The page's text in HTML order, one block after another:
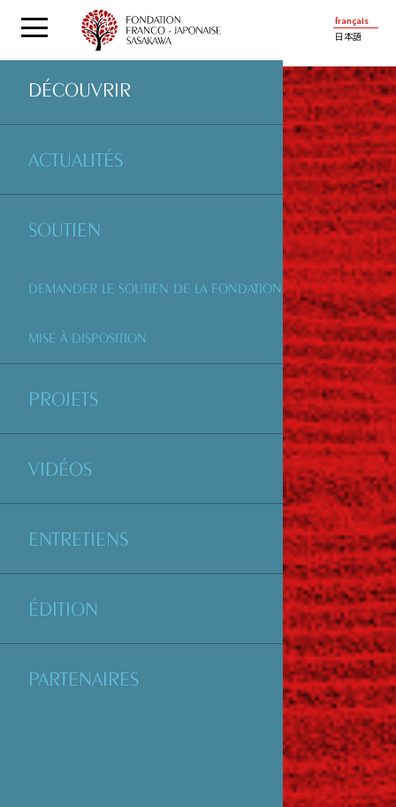
français
日本語
DÉCOUVRIR
ACTUALITÉS
SOUTIEN
DEMANDER LE SOUTIEN DE LA FONDATION
MISE À DISPOSITION
PROJETS
VIDÉOS
ENTRETIENS
ÉDITION
PARTENAIRES